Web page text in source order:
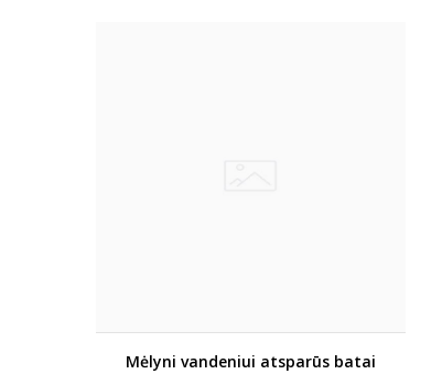
Mėlyni vandeniui atsparūs batai